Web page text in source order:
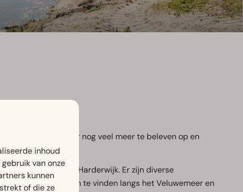
Echter is er nog veel meer te beleven op en
in het zuiden aan Harderwijk. Er zijn diverse
recreatieplekken te vinden langs het Veluwemeer en
inhoud
van onze
kunnen
of die ze